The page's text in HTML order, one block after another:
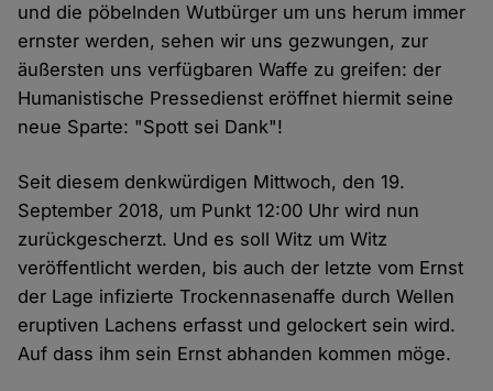
und die pöbelnden Wutbürger um uns herum immer
ernster werden, sehen wir uns gezwungen, zur
äußersten uns verfügbaren Waffe zu greifen: der
Humanistische Pressedienst eröffnet hiermit seine
neue Sparte: "Spott sei Dank"!
Seit diesem denkwürdigen Mittwoch, den 19.
September 2018, um Punkt 12:00 Uhr wird nun
zurückgescherzt. Und es soll Witz um Witz
veröffentlicht werden, bis auch der letzte vom Ernst
der Lage infizierte Trockennasenaffe durch Wellen
eruptiven Lachens erfasst und gelockert sein wird.
Auf dass ihm sein Ernst abhanden kommen möge.